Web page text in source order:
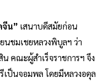
จีน” เสนาบดีสมัยก่อน
นชมเชยหลวงพิบูลฯ ว่า
คณะผู้สำเร็จราชการฯ จึง
ป็นจอมพล โดยมีหลวงอดุล